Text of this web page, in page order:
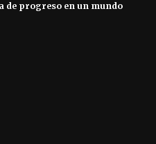
de progreso en un mundo